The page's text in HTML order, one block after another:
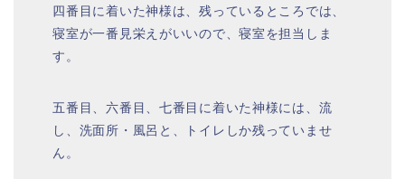
四番目に着いた神様は、残っているところでは、
寝室が一番見栄えがいいので、寝室を担当しま
す。
五番目、六番目、七番目に着いた神様には、流
し、洗面所・風呂と、トイレしか残っていませ
ん。